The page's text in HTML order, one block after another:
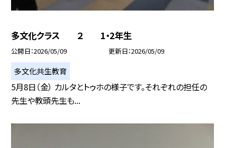
多文化クラス ２ 1・2年生
公開日 2026/05/09 更新日 2026/05/09
多文化共生教育
5月8日（金） カルタとトゥホの様子です。それぞれの担任の
先生や教頭先生も...